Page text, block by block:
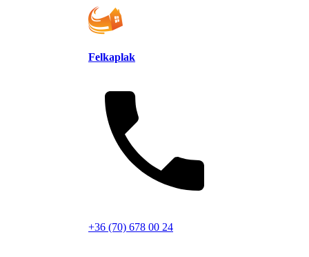
Felkaplak
+36 (70) 678 00 24